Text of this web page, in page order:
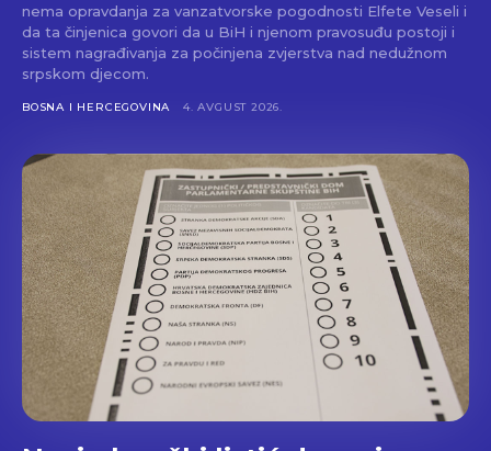
nema opravdanja za vanzatvorske pogodnosti Elfete Veseli i
da ta činjenica govori da u BiH i njenom pravosuđu postoji i
sistem nagrađivanja za počinjena zvjerstva nad nedužnom
srpskom djecom.
BOSNA I HERCEGOVINA 4. AVGUST 2026.